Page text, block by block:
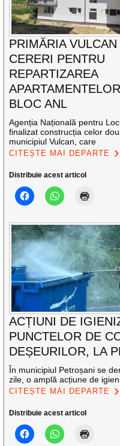
PRIMĂRIA
CERERI PENTRU
REPARTIZAREA
BLOC ANL
Agenția Națională pentru
finalizat construcția celor
municipiul Vulcan, care
CITEȘTE MAI DEPARTE
Distribuie acest articol
ACȚIUNI DE
PUNCTELOR DE
DEȘEURILOR, LA
În municipiul Petroșani se
zile, o amplă acțiune de
CITEȘTE MAI DEPARTE
Distribuie acest articol